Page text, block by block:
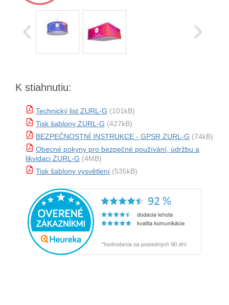
K stiahnutiu:
Technický list ZURL-G (101kB)
Tisk šablony ZURL-G (427kB)
BEZPEČNOSTNÍ INSTRUKCE - GPSR ZURL-G (74kB)
Obecné pokyny pro bezpečné používání, údržbu a
likvidaci ZURL-G (4MB)
Tisk šablony vysvětlení (535kB)